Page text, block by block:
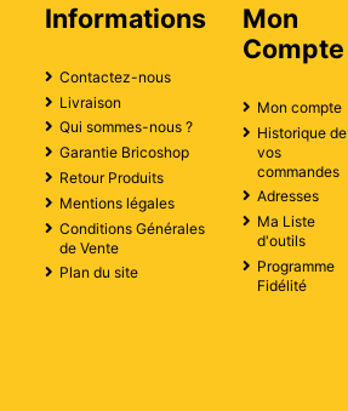
Informations
Contactez-nous
Livraison
Qui sommes-nous ?
Garantie Bricoshop
Retour Produits
Mentions légales
Conditions Générales
de Vente
Plan du site
Mon
Compte
Mon compte
Historique de
vos
commandes
Adresses
Ma Liste
d'outils
Programme
Fidélité